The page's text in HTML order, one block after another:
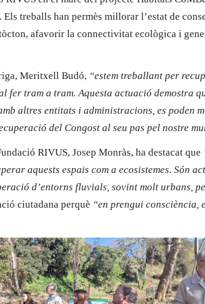
treballs han permès millorar l’estat de
afavorir la connectivitat ecològica i
Meritxell Budó, “estem treballant per
fer tram a tram. Aquesta actuació demostra
altres entitats i administracions, es poden
del Congost al seu pas pel nostre
RIVUS, Josep Monràs, ha destacat que
aquests espais com a ecosistemes. Són
d’entorns fluvials, sovint molt urbans,
ciutadana perquè “en prengui consciència,